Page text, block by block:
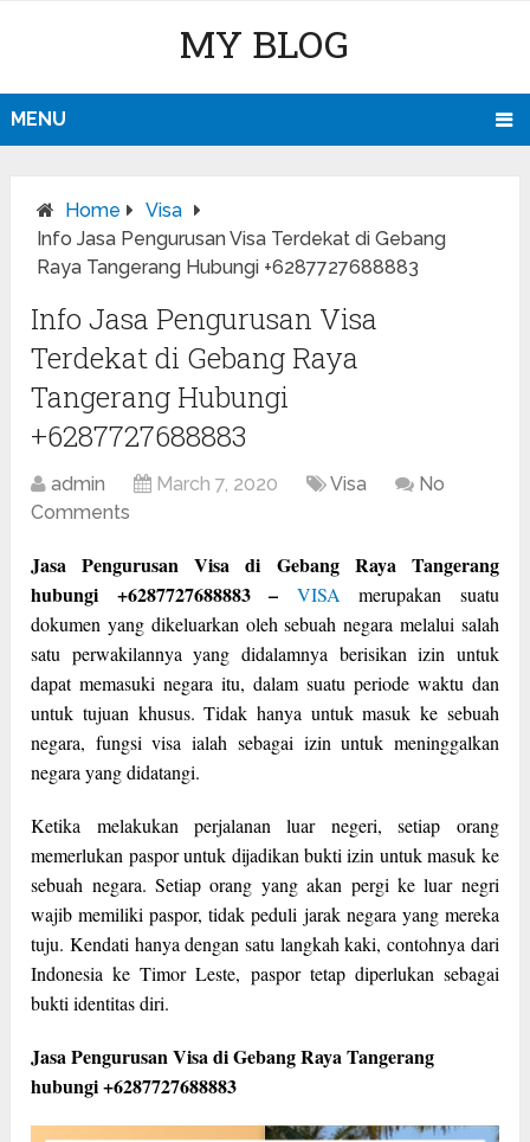
MY BLOG
MENU
Home
Visa
Info Jasa Pengurusan Visa Terdekat di Gebang
Raya Tangerang Hubungi +6287727688883
Info Jasa Pengurusan Visa
Terdekat di Gebang Raya
Tangerang Hubungi
+6287727688883
admin March 7, 2020 Visa
No
Comments
Jasa Pengurusan Visa di Gebang Raya Tangerang
hubungi +6287727688883 – VISA merupakan suatu
dokumen yang dikeluarkan oleh sebuah negara melalui salah
satu perwakilannya yang didalamnya berisikan izin untuk
dapat memasuki negara itu, dalam suatu periode waktu dan
untuk tujuan khusus. Tidak hanya untuk masuk ke sebuah
negara, fungsi visa ialah sebagai izin untuk meninggalkan
negara yang didatangi.
Ketika melakukan perjalanan luar negeri, setiap orang
memerlukan paspor untuk dijadikan bukti izin untuk masuk ke
sebuah negara. Setiap orang yang akan pergi ke luar negri
wajib memiliki paspor, tidak peduli jarak negara yang mereka
tuju. Kendati hanya dengan satu langkah kaki, contohnya dari
Indonesia ke Timor Leste, paspor tetap diperlukan sebagai
bukti identitas diri.
Jasa Pengurusan Visa di Gebang Raya Tangerang
hubungi +6287727688883